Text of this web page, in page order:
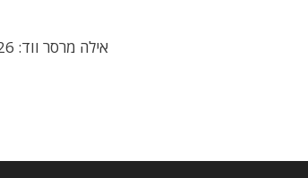
אילה מרסר ווד: 052-3537026